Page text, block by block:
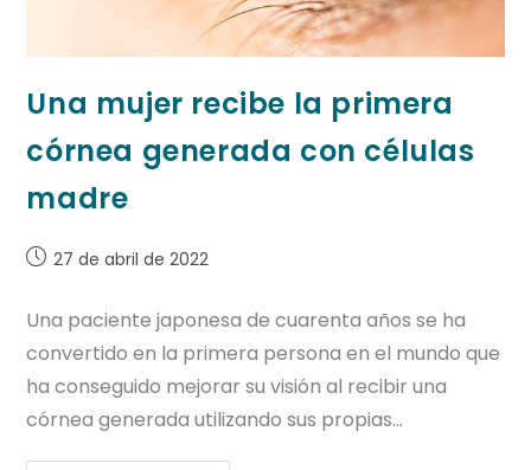
Una mujer recibe la primera
córnea generada con células
madre
27 de abril de 2022
Una paciente japonesa de cuarenta años se ha
convertido en la primera persona en el mundo que
ha conseguido mejorar su visión al recibir una
córnea generada utilizando sus propias…